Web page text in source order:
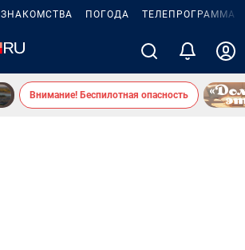
ЗНАКОМСТВА ПОГОДА ТЕЛЕПРОГРАММА
Внимание! Беспилотная опасность